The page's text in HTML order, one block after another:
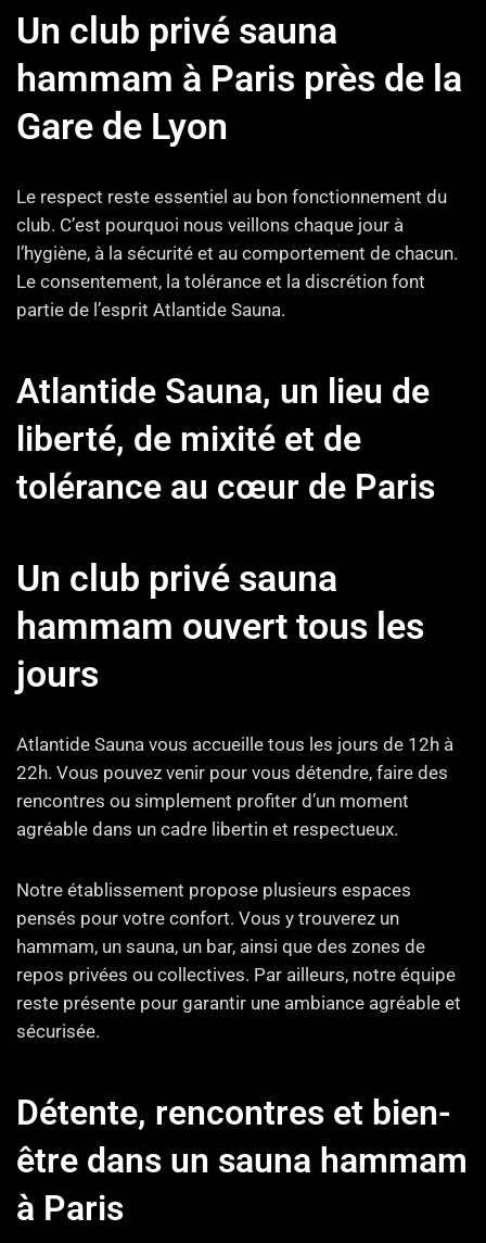
Un club privé sauna
hammam à Paris près de la
Gare de Lyon
Le respect reste essentiel au bon fonctionnement du
club. C’est pourquoi nous veillons chaque jour à
l’hygiène, à la sécurité et au comportement de chacun.
Le consentement, la tolérance et la discrétion font
partie de l’esprit Atlantide Sauna.
Atlantide Sauna, un lieu de
liberté, de mixité et de
tolérance au cœur de Paris
Un club privé sauna
hammam ouvert tous les
jours
Atlantide Sauna vous accueille tous les jours de 12h à
22h. Vous pouvez venir pour vous détendre, faire des
rencontres ou simplement profiter d’un moment
agréable dans un cadre libertin et respectueux.
Notre établissement propose plusieurs espaces
pensés pour votre confort. Vous y trouverez un
hammam, un sauna, un bar, ainsi que des zones de
repos privées ou collectives. Par ailleurs, notre équipe
reste présente pour garantir une ambiance agréable et
sécurisée.
Détente, rencontres et bien-
être dans un sauna hammam
à Paris